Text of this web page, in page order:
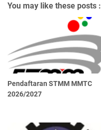
You may like these posts :
Pendaftaran STMM MMTC
2026/2027